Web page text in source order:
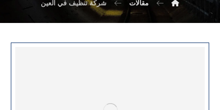
مقالات شركة تنظيف في العين